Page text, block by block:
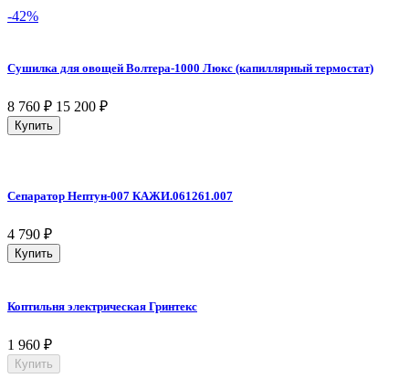
-42%
Сушилка для овощей Волтера-1000 Люкс (капиллярный термостат)
8 760 ₽ 15 200 ₽
Купить
Сепаратор Нептун-007 КАЖИ.061261.007
4 790 ₽
Купить
Коптильня электрическая Гринтекс
1 960 ₽
Купить